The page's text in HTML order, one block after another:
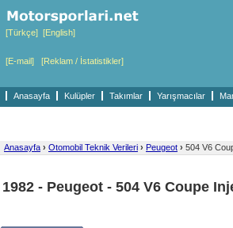
[Türkçe] [English]
[E-mail] [Reklam / İstatistikler]
Anasayfa Kulüpler Takımlar Yarışmacılar
Anasayfa › Otomobil Teknik Verileri › Peugeot › 504 V6
1982 - Peugeot - 504 V6 Coupe